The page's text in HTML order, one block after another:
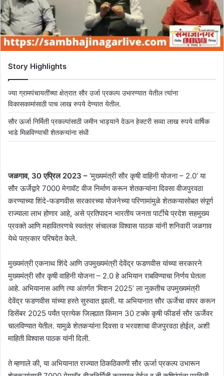
Story Highlights
ज्या ग्रामपंचायतींच्या क्षेत्रात सौर उर्जा प्रकल्प उभारण्यात येतील त्यांना
विकासकामांसाठी पाच लाख रुपये देण्यात येतील.
सौर ऊर्जा निर्मिती प्रकल्पांसाठी जमीन भाड्याने देऊन हेक्टरी सव्वा लाख रुपये वार्षिक
भाडे मिळविण्याची शेतकऱ्यांना संधी
जळगाव, 30 एप्रिल 2023 – ‘मुख्यमंत्री सौर कृषी वाहिनी योजना – 2.0’ या
सौर ऊर्जेद्वारे 7000 मेगावॅट वीज निर्माण करून शेतकऱ्यांना दिवसा वीजपुरवठा
करण्याच्या शिंदे-फडणवीस सरकारच्या योजनेच्या परिणामांमुळे शेतकऱ्यासोबत संपूर्ण
राज्याला लाभ होणार आहे, असे प्रतिपादन भारतीय जनता पार्टीचे प्रदेश सहमुख्य
प्रवक्ते आणि महावितरणचे स्वतंत्र संचालक विश्वास पाठक यांनी शनिवारी जळगाव
येथे पत्रकार परिषदेत केले.
मुख्यमंत्री एकनाथ शिंदे आणि उपमुख्यमंत्री देवेंद्र फडणवीस यांच्या सरकारने
मुख्यमंत्री सौर कृषी वाहिनी योजना – 2.0 हे अभियान राबविण्याचा निर्णय घेतला
आहे. अभियानास आणि त्या अंतर्गत ‘मिशन 2025’ ला नुकतीच उपमुख्यमंत्री
देवेंद्र फडणवीस यांच्या हस्ते सुरुवात झाली. या अभियानात सौर ऊर्जेचा वापर करून
डिसेंबर 2025 पर्यंत प्रत्येक जिल्ह्यात किमान 30 टक्के कृषी फीडर्स सौर ऊर्जेवर
चालविण्यात येतील. यामुळे शेतकऱ्यांना दिवसा व भरवशाचा वीजपुरवठा होईल, अशी
माहिती विश्वास पाठक यांनी दिली.
ते म्हणाले की, या अभियानात राज्यात ठिकठिकाणी सौर ऊर्जा प्रकल्प उभारून